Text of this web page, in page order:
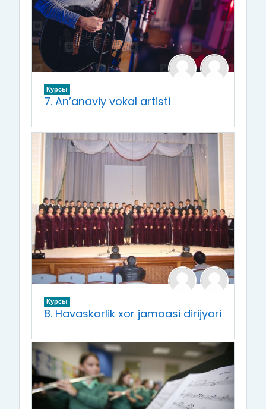
Курсы
7. An’anaviy vokal artisti
Курсы
8. Havaskorlik xor jamoasi dirijyori